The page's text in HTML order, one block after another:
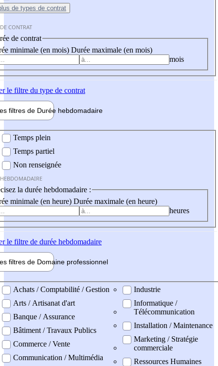
de types de contrat
CONTRAT
de contrat
minimale (en mois) Durée maximale (en mois)
mois
le filtre du type de contrat
filtres de Durée hebdomadaire
Temps plein
Temps partiel
Non renseignée
la durée hebdomadaire :
minimale (en heure) Durée maximale (en heure)
heures
le filtre de durée hebdomadaire
filtres de Domaine professionnel
professionel
Achats / Comptabilité / Gestion
Arts / Artisanat d'art
Banque / Assurance
Bâtiment / Travaux Publics
Commerce / Vente
Communication / Multimédia
Industrie
Informatique /
Télécommunication
Installation / Maintenance
Marketing / Stratégie
commerciale
Ressources Humaines